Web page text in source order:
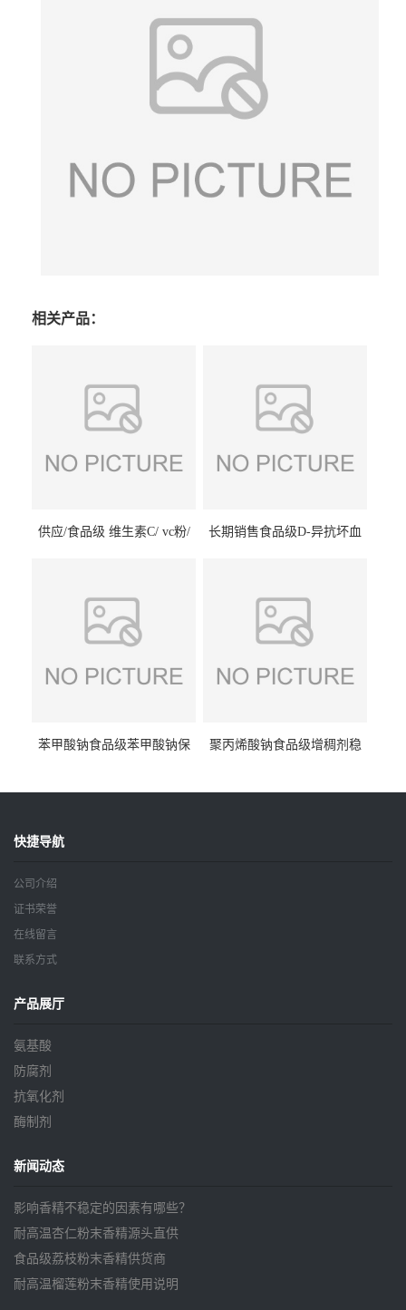
相关产品：
供应/食品级 维生素C/ vc粉/
长期销售食品级D-异抗坏血
苯甲酸钠食品级苯甲酸钠保
聚丙烯酸钠食品级增稠剂稳
快捷导航
公司介绍
证书荣誉
在线留言
联系方式
产品展厅
氨基酸
防腐剂
抗氧化剂
酶制剂
新闻动态
影响香精不稳定的因素有哪些？
耐高温杏仁粉末香精源头直供
食品级荔枝粉末香精供货商
耐高温榴莲粉末香精使用说明